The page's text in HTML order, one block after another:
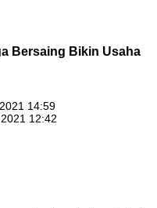
Bersaing Bikin Usaha
14:59
12:42